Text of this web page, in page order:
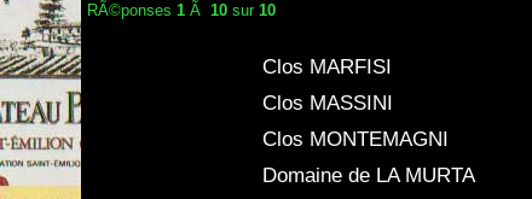
RÃ©ponses1 Ã10 sur10
Clos MARFISI
Clos MASSINI
Clos MONTEMAGNI
Domaine de LA MURTA